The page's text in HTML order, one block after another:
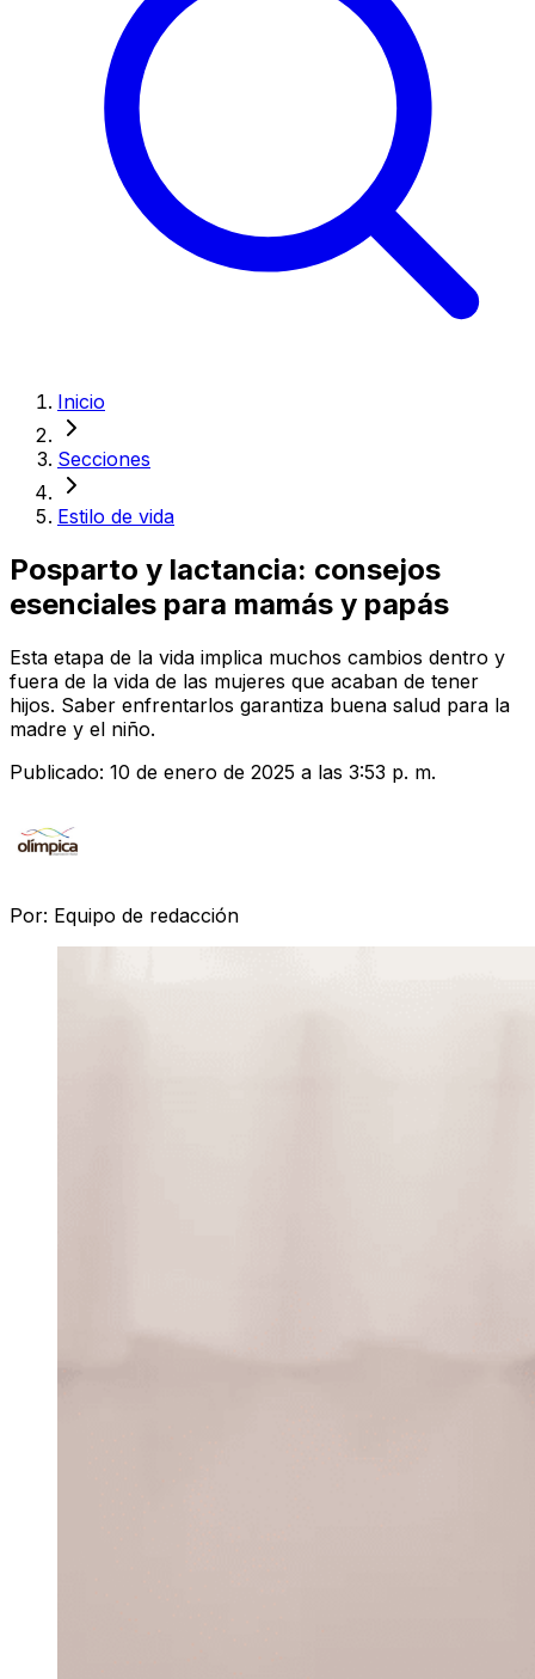
Inicio
Secciones
Estilo de vida
Posparto y lactancia: consejos
esenciales para mamás y papás
Esta etapa de la vida implica muchos cambios dentro y
fuera de la vida de las mujeres que acaban de tener
hijos. Saber enfrentarlos garantiza buena salud para la
madre y el niño.
Publicado: 10 de enero de 2025 a las 3:53 p. m.
Por: Equipo de redacción